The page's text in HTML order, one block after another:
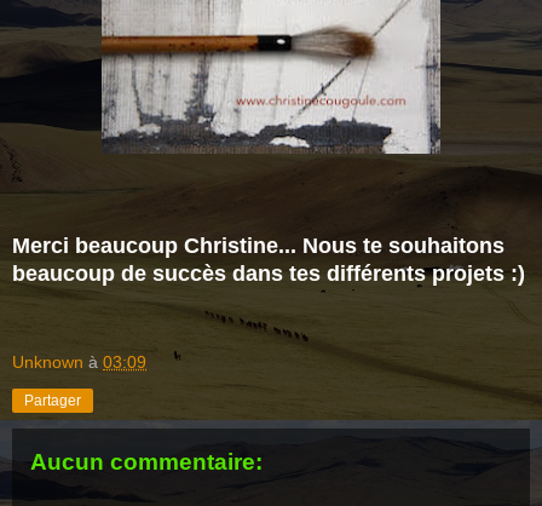
Merci beaucoup Christine... Nous te souhaitons
beaucoup de succès dans tes différents projets :)
Unknown à 03:09
Partager
Aucun commentaire: